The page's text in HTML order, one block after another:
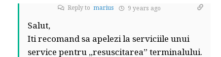
Reply to marius 9 years ago
Salut,
Iti recomand sa apelezi la serviciile unui
service pentru „resuscitarea” terminalului.